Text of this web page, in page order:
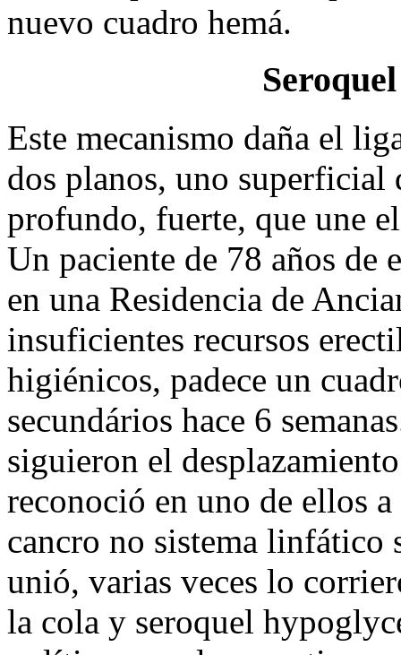
nuevo cuadro hemá.
Este mecanismo daña el
dos planos, uno superficial
profundo, fuerte, que une
Un paciente de 78 años de
en una Residencia de
insuficientes recursos
higiénicos, padece un
secundários hace 6
siguieron el
reconoció en uno de ellos
cancro no sistema linfático
unió, varias veces lo
la cola y seroquel